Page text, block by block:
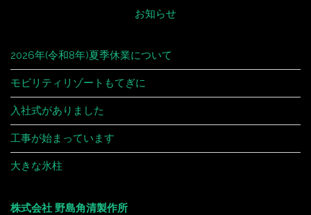
お知らせ
2026年(令和8年)夏季休業について
モビリティリゾートもてぎに
入社式がありました
工事が始まっています
大きな氷柱
株式会社 野島角清製作所